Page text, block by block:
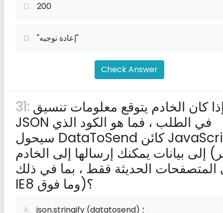
C. 200
D. "إعادة توجيه"
Check Answer
31:
JSON في الطلب ، فما هو الكود الذي
سيحول DataToSend كائن JavaScript
إلى بيانات يمكنك إرسالها إلى الخادم (فكر
الحديثة فقط ، بما في ذلك
IE8 وما فوق)؟
A. json.stringify (datatosend) ؛